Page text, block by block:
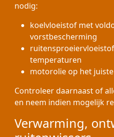
nodig:
koelvloeistof met
vorstbescherming
temperaturen
motorolie op het
Controleer daarnaast of
en neem indien mogelijk
Verwarming,